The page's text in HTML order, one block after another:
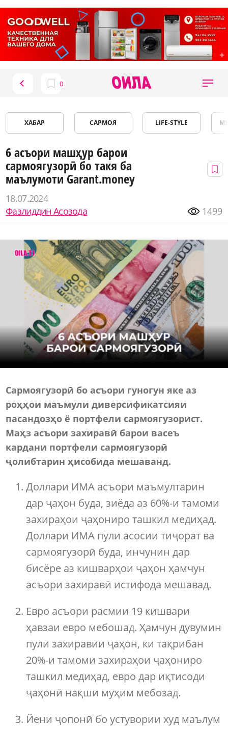
ХАБАР САРМОЯ LIFE-STYLE
6 асъори машҳур барои
сармоягузорӣ бо такя ба
маълумоти Garant.money
18.07.2024
Фазлиддин Асозода
1499
Сармоягузорӣ бо асъори гуногун яке аз
роҳҳои маъмули диверсификатсияи
пасандозҳо ё портфели сармоягузорист.
Маҳз асъори захиравӣ барои васеъ
кардани портфели сармоягузорӣ
ҷолибтарин ҳисобида мешаванд.
Доллари ИМА асъори маъмултарин
дар ҷаҳон буда, зиёда аз 60%-и тамоми
захираҳои ҷаҳониро ташкил медиҳад.
Доллари ИМА пули асосии тиҷорат ва
сармоягузорӣ буда, инчунин дар
бисёре аз кишварҳои ҷаҳон ҳамчун
асъори захиравӣ истифода мешавад.
Евро асъори расмии 19 кишвари
ҳавзаи евро мебошад. Ҳамчун дувумин
пули захиравии ҷаҳон, ки тақрибан
20%-и тамоми захираҳои ҷаҳониро
ташкил медиҳад, евро дар иқтисоди
ҷаҳонӣ нақши муҳим мебозад.
Йени ҷопонӣ бо устувории худ маълум